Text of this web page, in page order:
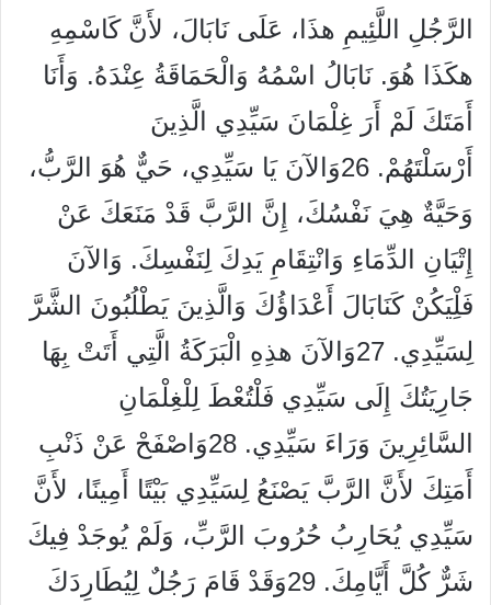
الرَّجُلِ اللَّئِيمِ هذَا، عَلَى نَابَالَ، لأَنَّ كَاسْمِهِ
هكَذَا هُوَ. نَابَالُ اسْمُهُ وَالْحَمَاقَةُ عِنْدَهُ. وَأَنَا
أَمَتَكَ لَمْ أَرَ غِلْمَانَ سَيِّدِي الَّذِينَ
أَرْسَلْتَهُمْ. 26وَالآنَ يَا سَيِّدِي، حَيٌّ هُوَ الرَّبُّ،
وَحَيَّةٌ هِيَ نَفْسُكَ، إِنَّ الرَّبَّ قَدْ مَنَعَكَ عَنْ
إِتْيَانِ الدِّمَاءِ وَانْتِقَامِ يَدِكَ لِنَفْسِكَ. وَالآنَ
فَلِْيَكُنْ كَنَابَالَ أَعْدَاؤُكَ وَالَّذِينَ يَطْلُبُونَ الشَّرَّ
لِسَيِّدِي. 27وَالآنَ هذِهِ الْبَرَكَةُ الَّتِي أَتَتْ بِهَا
جَارِيَتُكَ إِلَى سَيِّدِي فَلْتُعْطَ لِلْغِلْمَانِ
السَّائِرِينَ وَرَاءَ سَيِّدِي. 28وَاصْفَحْ عَنْ ذَنْبِ
أَمَتِكَ لأَنَّ الرَّبَّ يَصْنَعُ لِسَيِّدِي بَيْتًا أَمِينًا، لأَنَّ
سَيِّدِي يُحَارِبُ حُرُوبَ الرَّبِّ، وَلَمْ يُوجَدْ فِيكَ
شَرٌّ كُلَّ أَيَّامِكَ. 29وَقَدْ قَامَ رَجُلٌ لِيُطَارِدَكَ